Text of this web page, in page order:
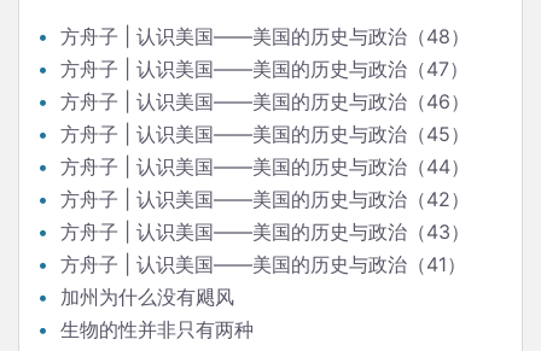
方舟子 | 认识美国——美国的历史与政治（48）
方舟子 | 认识美国——美国的历史与政治（47）
方舟子 | 认识美国——美国的历史与政治（46）
方舟子 | 认识美国——美国的历史与政治（45）
方舟子 | 认识美国——美国的历史与政治（44）
方舟子 | 认识美国——美国的历史与政治（42）
方舟子 | 认识美国——美国的历史与政治（43）
方舟子 | 认识美国——美国的历史与政治（41）
加州为什么没有飓风
生物的性并非只有两种